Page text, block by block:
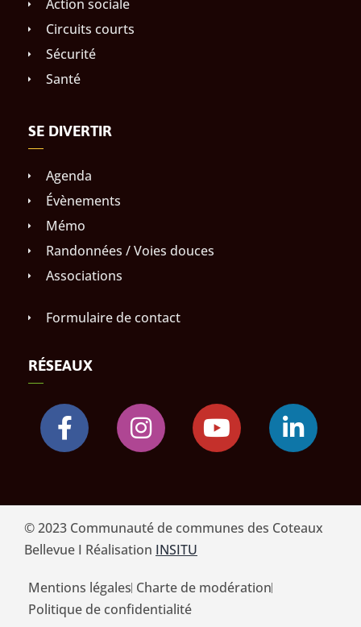
Action sociale
Circuits courts
Sécurité
Santé
SE DIVERTIR
Agenda
Évènements
Mémo
Randonnées / Voies douces
Associations
Formulaire de contact
RÉSEAUX
© 2023 Communauté de communes des Coteaux
Bellevue I Réalisation INSITU
Mentions légales Charte de modération
Politique de confidentialité